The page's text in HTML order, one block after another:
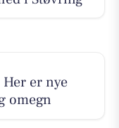
er nye
omegn